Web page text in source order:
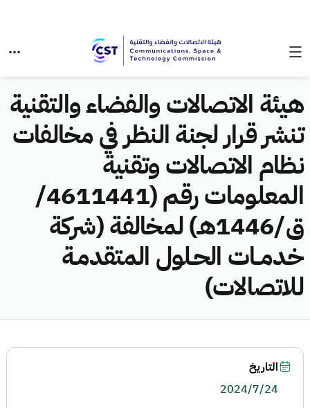
هيئة الاتصالات والفضاء والتقنية
تنشر قرار لجنة النظر في مخالفات
نظام الاتصالات وتقنية
المعلومات رقم (4611441/
ق/1446هـ) لمخالفة (شركة
خدمــات الحـلول المتقدمـة
للاتصالات)
التاريخ
2024/7/24